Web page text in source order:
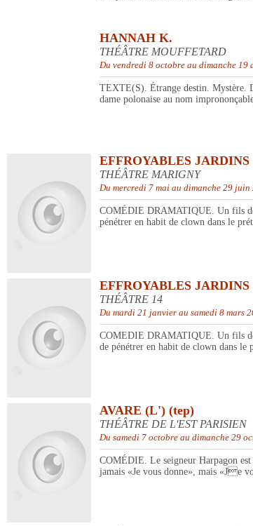
HANNAH K.
THÉÂTRE MOUFFETARD
Du vendredi 8 octobre au dimanche 19
TEXTE(S). Étrange destin. Mystère.
dame polonaise au nom
EFFROYABLES JARDINS
THÉÂTRE MARIGNY
Du mercredi 7 mai au dimanche 29 juin
COMÉDIE DRAMATIQUE. Un fils
pénétrer en habit de clown dans le
EFFROYABLES JARDINS
THÉÂTRE 14
Du mardi 21 janvier au samedi 8 mars
COMEDIE DRAMATIQUE. Un fils
de pénétrer en habit de clown dans le
AVARE (L') (tep)
THÉÂTRE DE L'EST PARISIEN
Du samedi 7 octobre au dimanche 29
COMÉDIE. Le seigneur Harpagon
jamais «Je vous donne», mais «Je